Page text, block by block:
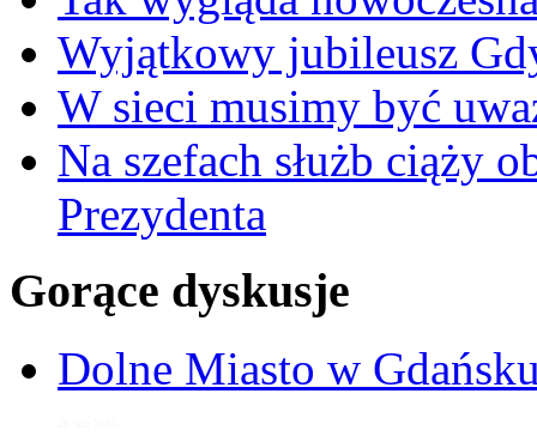
Wyjątkowy jubileusz
W sieci musimy być
Na szefach służb ciąży
Prezydenta
Gorące dyskusje
Dolne Miasto w